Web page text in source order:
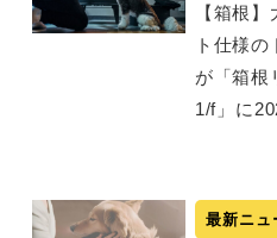
【箱根
ト仕様
が「箱根
1/f」に
最新ニュ